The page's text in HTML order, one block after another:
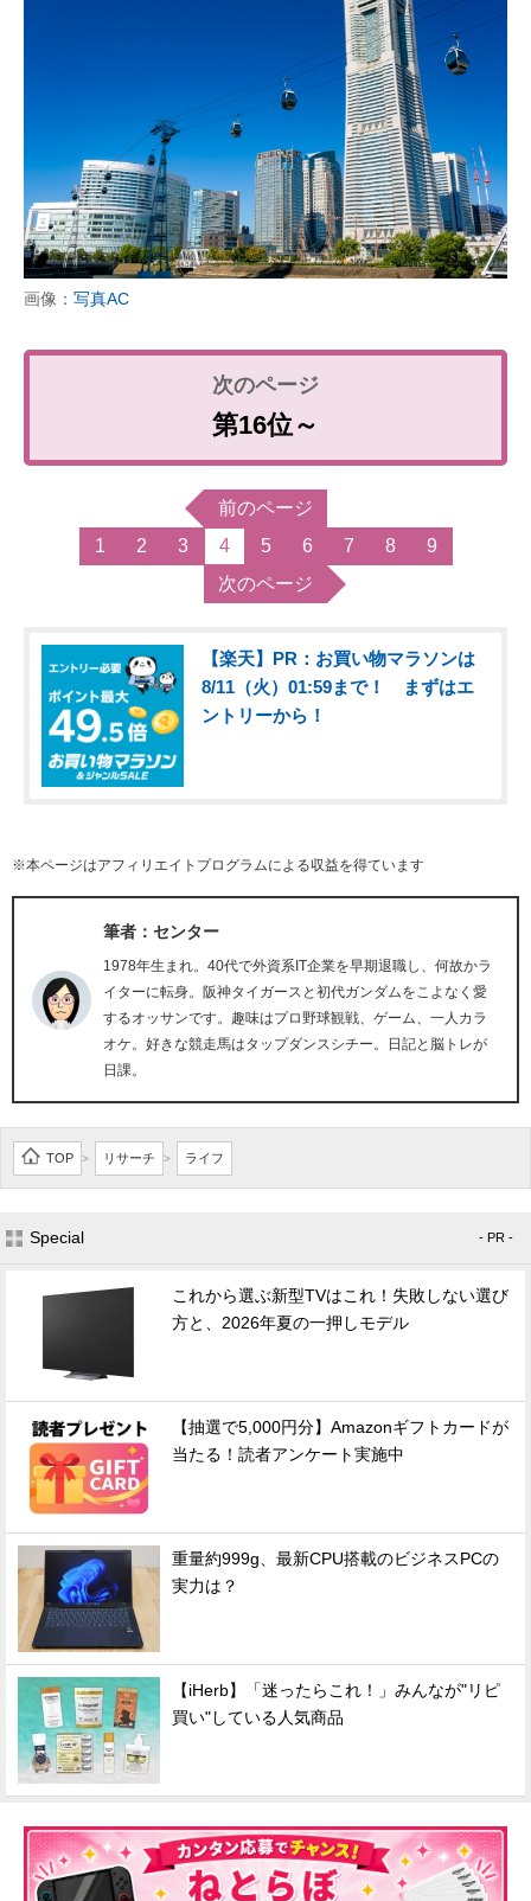
画像： 写真AC
第16位～
前のページ
1
2 3 4 5 6 7 8
9
次のページ
【楽天】PR：お買い物マラソンは
8/11（火）01:59まで！ まずはエ
ントリーから！
※本ページはアフィリエイトプログラムによる収益を得ています
筆者：センター
1978年生まれ。40代で外資系IT企業を早期退職し、何故かラ
イターに転身。阪神タイガースと初代ガンダムをこよなく愛
するオッサンです。趣味はプロ野球観戦、ゲーム、一人カラ
オケ。好きな競走馬はタップダンスシチー。日記と脳トレが
日課。
TOP > リサーチ > ライフ
Special - PR -
これから選ぶ新型TVはこれ！失敗しない選び
方と、2026年夏の一押しモデル
【抽選で5,000円分】Amazonギフトカードが
当たる！読者アンケート実施中
重量約999g、最新CPU搭載のビジネスPCの
実力は？
【iHerb】「迷ったらこれ！」みんなが"リピ
買い"している人気商品